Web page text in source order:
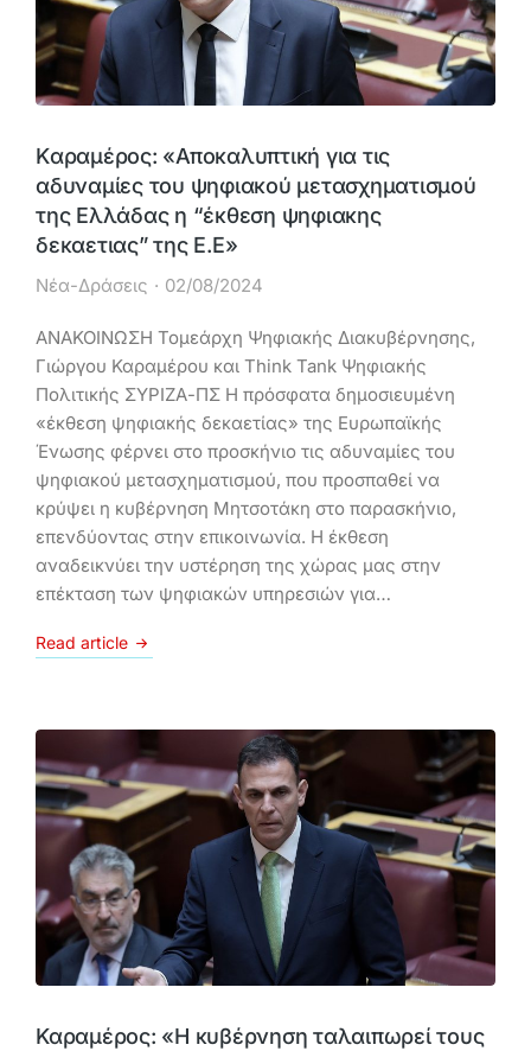
Kαραμέρος: «Αποκαλυπτική για τις
αδυναμίες του ψηφιακού μετασχηματισμού
της Ελλάδας η “έκθεση ψηφιακης
δεκαετιας” της Ε.Ε»
Νέα-Δράσεις 02/08/2024
ΑΝΑΚΟΙΝΩΣΗ Τομεάρχη Ψηφιακής Διακυβέρνησης,
Γιώργου Καραμέρου και Think Tank Ψηφιακής
Πολιτικής ΣΥΡΙΖΑ-ΠΣ Η πρόσφατα δημοσιευμένη
«έκθεση ψηφιακής δεκαετίας» της Ευρωπαϊκής
Ένωσης φέρνει στο προσκήνιο τις αδυναμίες του
ψηφιακού μετασχηματισμού, που προσπαθεί να
κρύψει η κυβέρνηση Μητσοτάκη στο παρασκήνιο,
επενδύοντας στην επικοινωνία. Η έκθεση
αναδεικνύει την υστέρηση της χώρας μας στην
επέκταση των ψηφιακών υπηρεσιών για…
Read article
Καραμέρος: «Η κυβέρνηση ταλαιπωρεί τους